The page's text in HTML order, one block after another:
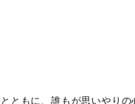
ともに、誰もが思いやり